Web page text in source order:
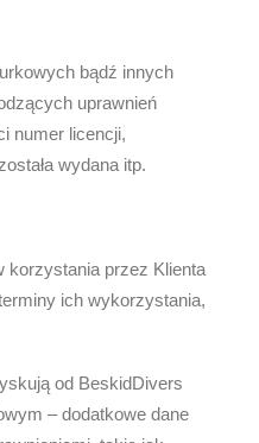
bądź innych
uprawnień
numer licencji,
wydana itp.
korzystania przez Klienta
ich wykorzystania,
od BeskidDivers
– dodatkowe dane